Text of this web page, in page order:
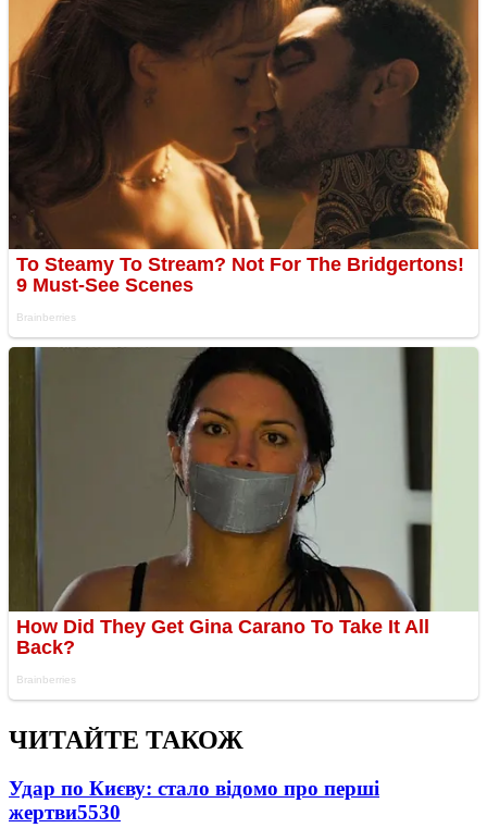
ЧИТАЙТЕ ТАКОЖ
Удар по Києву: стало відомо про перші
жертви5530